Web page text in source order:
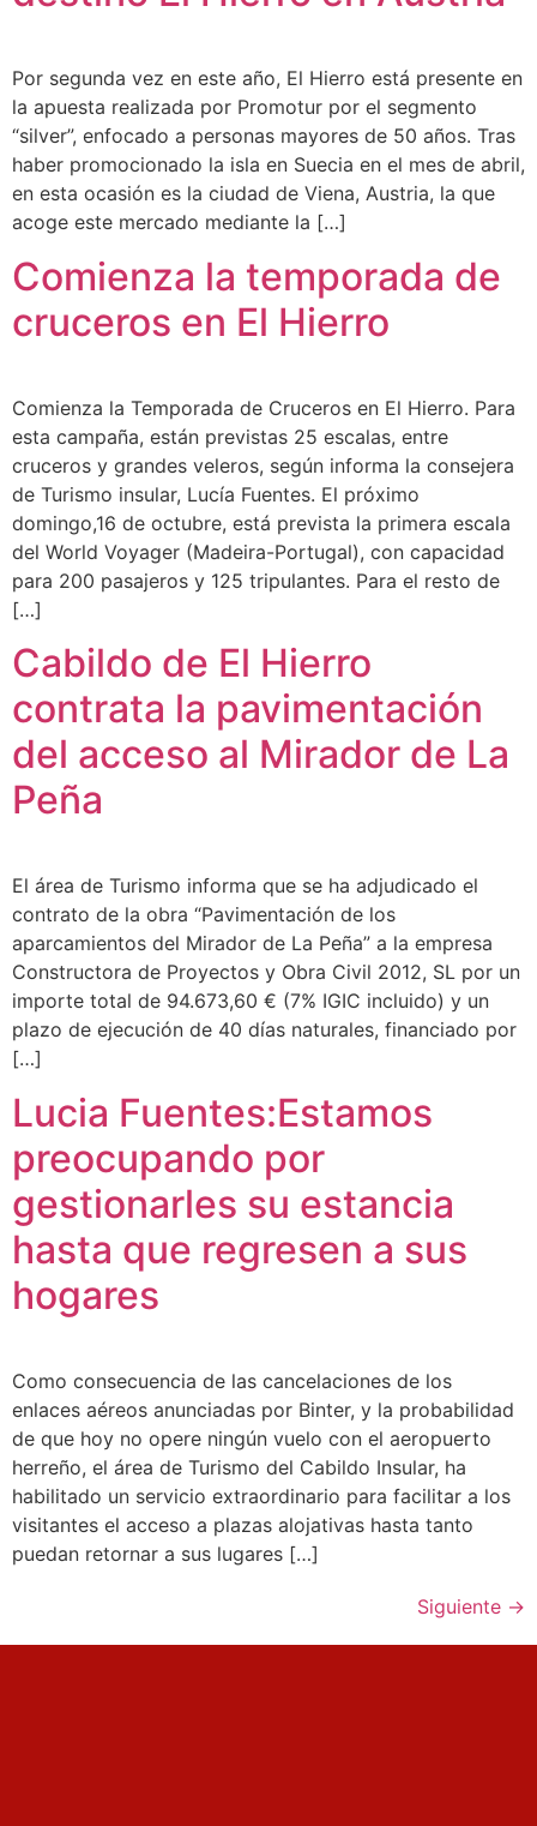
Por segunda vez en este año, El Hierro está presente en
la apuesta realizada por Promotur por el segmento
“silver”, enfocado a personas mayores de 50 años. Tras
haber promocionado la isla en Suecia en el mes de abril,
en esta ocasión es la ciudad de Viena, Austria, la que
acoge este mercado mediante la […]
Comienza la temporada de
cruceros en El Hierro
Comienza la Temporada de Cruceros en El Hierro. Para
esta campaña, están previstas 25 escalas, entre
cruceros y grandes veleros, según informa la consejera
de Turismo insular, Lucía Fuentes. El próximo
domingo,16 de octubre, está prevista la primera escala
del World Voyager (Madeira-Portugal), con capacidad
para 200 pasajeros y 125 tripulantes. Para el resto de
[…]
Cabildo de El Hierro
contrata la pavimentación
del acceso al Mirador de La
Peña
El área de Turismo informa que se ha adjudicado el
contrato de la obra “Pavimentación de los
aparcamientos del Mirador de La Peña” a la empresa
Constructora de Proyectos y Obra Civil 2012, SL por un
importe total de 94.673,60 € (7% IGIC incluido) y un
plazo de ejecución de 40 días naturales, financiado por
[…]
Lucia Fuentes:Estamos
preocupando por
gestionarles su estancia
hasta que regresen a sus
hogares
Como consecuencia de las cancelaciones de los
enlaces aéreos anunciadas por Binter, y la probabilidad
de que hoy no opere ningún vuelo con el aeropuerto
herreño, el área de Turismo del Cabildo Insular, ha
habilitado un servicio extraordinario para facilitar a los
visitantes el acceso a plazas alojativas hasta tanto
puedan retornar a sus lugares […]
Siguiente →